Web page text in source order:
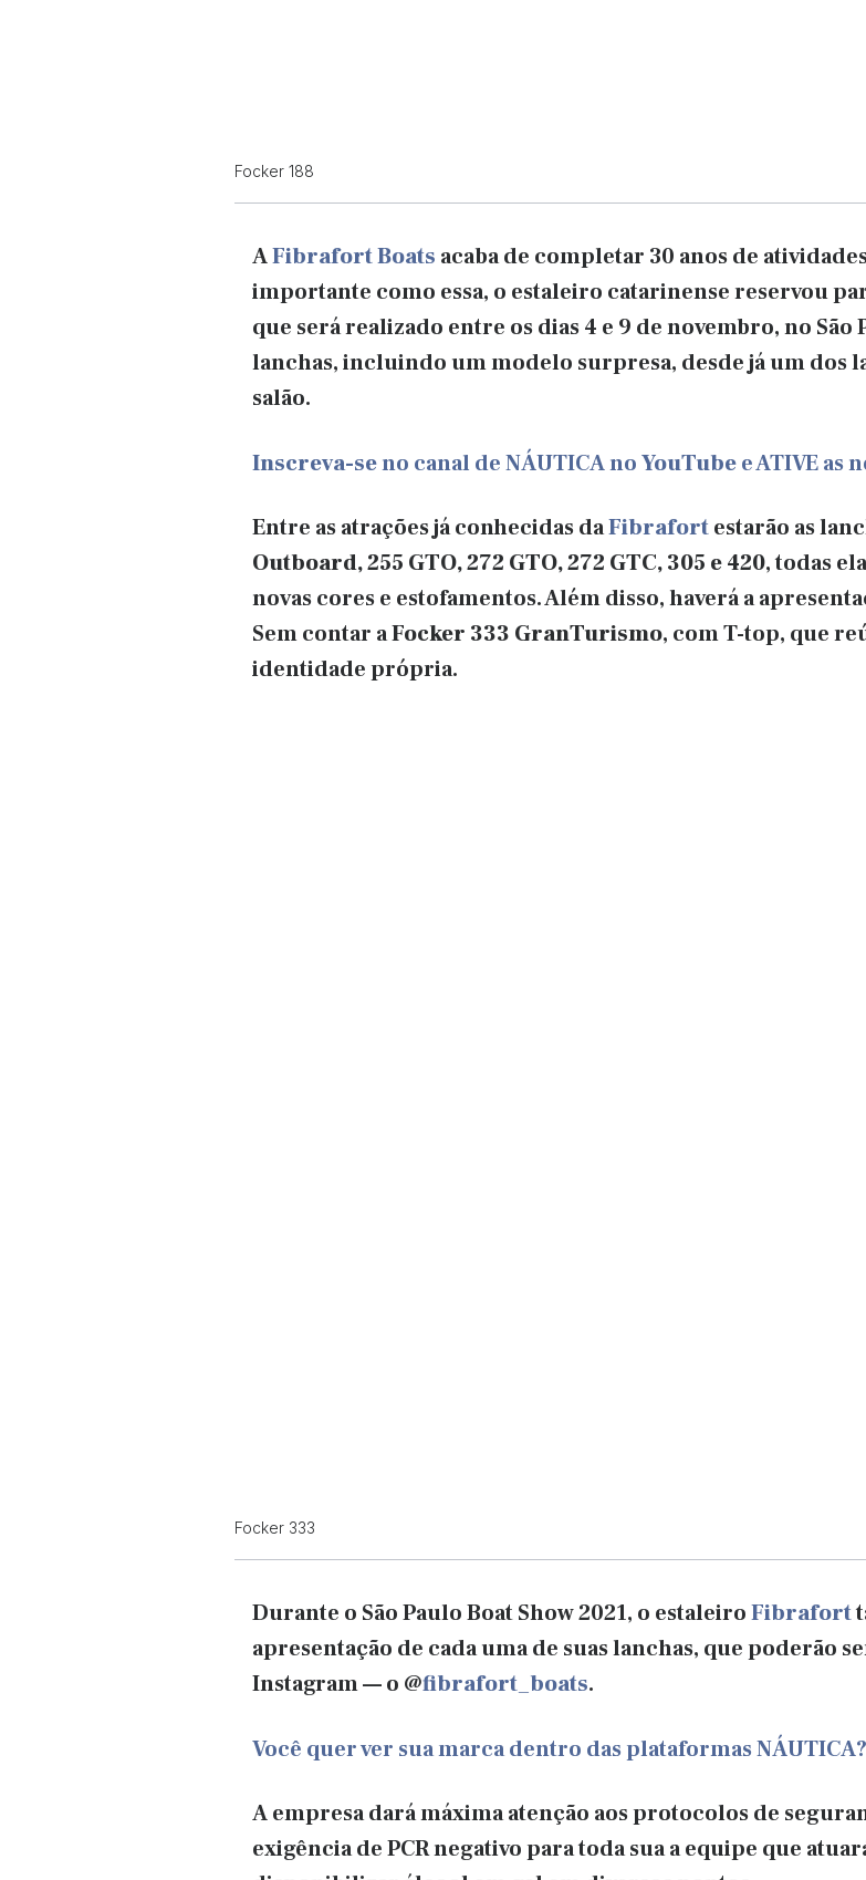
Focker 188
AFibrafort Boats acaba de completar 30 anos de
importante como essa, o estaleiro catarinense reservou
que será realizado entre os dias 4 e 9 de novembro, no São
lanchas, incluindo um modelo surpresa, desde já um dos
salão.
Inscreva-seno canal de NÁUTICA noYouTubee ATIVE as
Entre as atrações já conhecidas daFibrafortestarão as
Outboard, 255 GTO, 272 GTO, 272 GTC, 305 e 420, todas
novas cores e estofamentos. Além disso, haverá a
Sem contar aFocker 333 GranTurismo, com T-top, que
identidade própria.
Focker 333
Durante o São Paulo Boat Show 2021, o estaleiroFibrafort
apresentação de cada uma de suas lanchas, que poderão
Instagram— o @fibrafort_boats.
Você quer ver sua marca dentro das plataformas
A empresa dará máxima atenção aos protocolos de
exigência de PCR negativo para toda sua a equipe que